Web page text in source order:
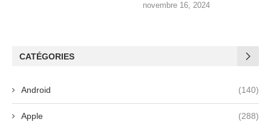
novembre 16, 2024
CATÉGORIES
Android (140)
Apple (288)